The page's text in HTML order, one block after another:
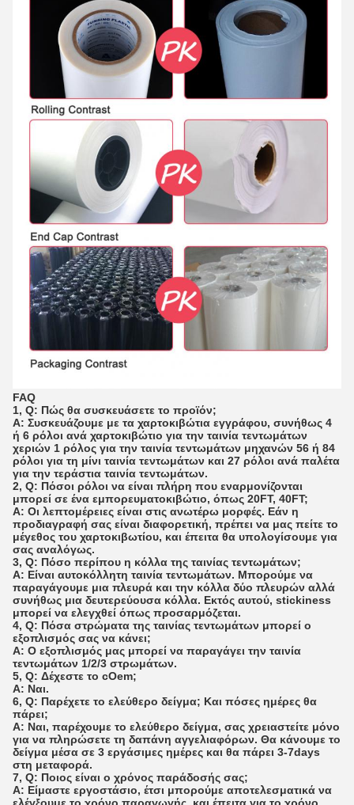
FAQ
1, Q: Πώς θα συσκευάσετε το προϊόν;
Α: Συσκευάζουμε με τα χαρτοκιβώτια εγγράφου, συνήθως 4
ή 6 ρόλοι ανά χαρτοκιβώτιο για την ταινία τεντωμάτων
χεριών 1 ρόλος για την ταινία τεντωμάτων μηχανών 56 ή 84
ρόλοι για τη μίνι ταινία τεντωμάτων και 27 ρόλοι ανά παλέτα
για την τεράστια ταινία τεντωμάτων.
2, Q: Πόσοι ρόλοι να είναι πλήρη που εναρμονίζονται
μπορεί σε ένα εμπορευματοκιβώτιο, όπως 20FT, 40FT;
Α: Οι λεπτομέρειες είναι στις ανωτέρω μορφές. Εάν η
προδιαγραφή σας είναι διαφορετική, πρέπει να μας πείτε το
μέγεθος του χαρτοκιβωτίου, και έπειτα θα υπολογίσουμε για
σας αναλόγως.
3, Q: Πόσο περίπου η κόλλα της ταινίας τεντωμάτων;
Α: Είναι αυτοκόλλητη ταινία τεντωμάτων. Μπορούμε να
παραγάγουμε μια πλευρά και την κόλλα δύο πλευρών αλλά
συνήθως μια δευτερεύουσα κόλλα. Εκτός αυτού, stickiness
μπορεί να ελεγχθεί όπως προσαρμόζεται.
4, Q: Πόσα στρώματα της ταινίας τεντωμάτων μπορεί ο
εξοπλισμός σας να κάνει;
Α: Ο εξοπλισμός μας μπορεί να παραγάγει την ταινία
τεντωμάτων 1/2/3 στρωμάτων.
5, Q: Δέχεστε το cOem;
Α: Ναι.
6, Q: Παρέχετε το ελεύθερο δείγμα; Και πόσες ημέρες θα
πάρει;
Α: Ναι, παρέχουμε το ελεύθερο δείγμα, σας χρειαστείτε μόνο
για να πληρώσετε τη δαπάνη αγγελιαφόρων. Θα κάνουμε το
δείγμα μέσα σε 3 εργάσιμες ημέρες και θα πάρει 3-7days
στη μεταφορά.
7, Q: Ποιος είναι ο χρόνος παράδοσής σας;
Α: Είμαστε εργοστάσιο, έτσι μπορούμε αποτελεσματικά να
ελέγξουμε το χρόνο παραγωγής, και έπειτα για το χρόνο